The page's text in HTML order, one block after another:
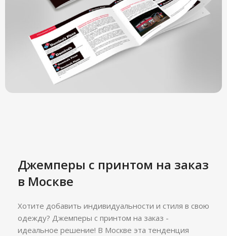
Джемперы с принтом на заказ
в Москве
Хотите добавить индивидуальности и стиля в свою
одежду? Джемперы с принтом на заказ -
идеальное решение! В Москве эта тенденция